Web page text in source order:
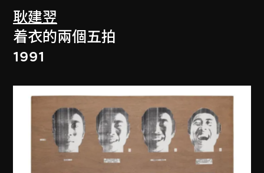
耿建翌
着衣的兩個五拍
1991